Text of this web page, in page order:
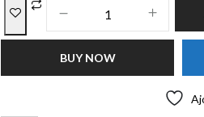
BUY NOW